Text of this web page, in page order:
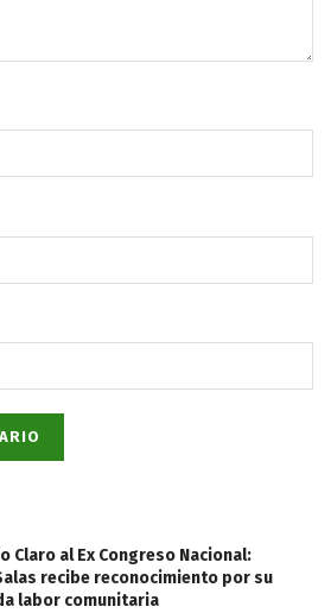
Claro al Ex Congreso Nacional:
recibe reconocimiento por su
labor comunitaria